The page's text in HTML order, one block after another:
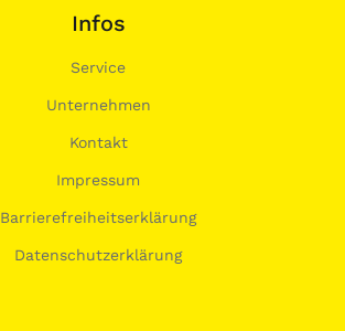
Infos
Service
Unternehmen
Kontakt
Impressum
Barrierefreiheitserklärung
Datenschutzerklärung